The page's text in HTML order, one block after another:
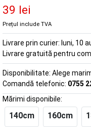
39 lei
Prețul include TVA
Livrare prin curier: luni, 10
Livrare gratuită pentru
Disponibilitate: Alege
Comandă telefonic: 0755
Mărimi disponibile:
140cm 160cm